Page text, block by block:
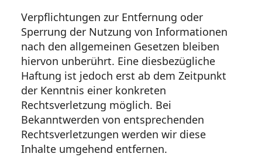
Verpflichtungen zur Entfernung oder
Sperrung der Nutzung von Informationen
nach den allgemeinen Gesetzen bleiben
hiervon unberührt. Eine diesbezügliche
Haftung ist jedoch erst ab dem Zeitpunkt
der Kenntnis einer konkreten
Rechtsverletzung möglich. Bei
Bekanntwerden von entsprechenden
Rechtsverletzungen werden wir diese
Inhalte umgehend entfernen.